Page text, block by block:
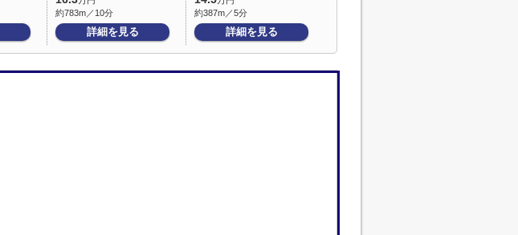
約783m／10分
詳細を見る
約387m／5分
詳細を見る